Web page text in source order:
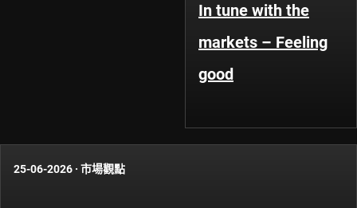
In tune with the
markets – Feeling
good
25-06-2026 · 市場觀點